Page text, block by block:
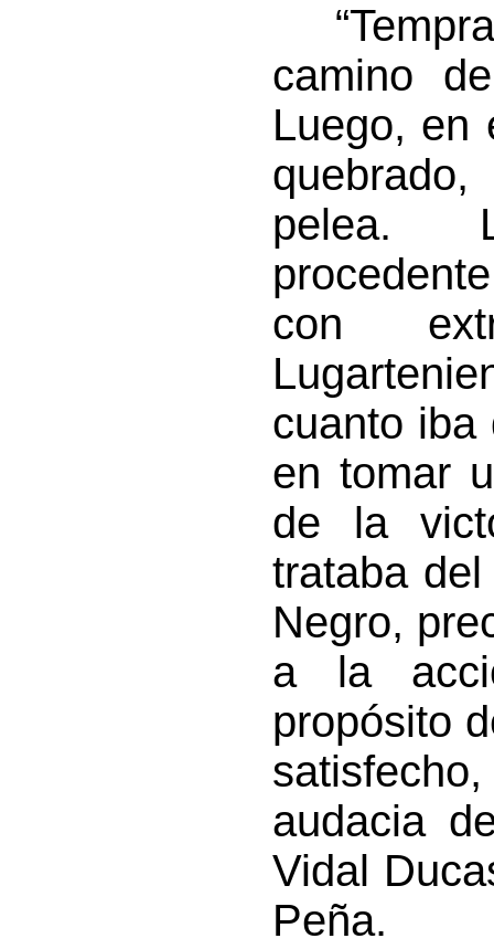
camino
Luego, en
pelea.
con
cuanto iba
en tomar
de la
trataba
Negro,
a la
propósito
audacia
Vidal
Peña.